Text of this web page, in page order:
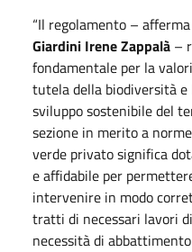
“Il regolamento – afferma
Giardini Irene Zappalà –
fondamentale per la
tutela della biodiversità
sviluppo sostenibile del
sezione in merito a
verde privato significa
e affidabile per
intervenire in modo
tratti di necessari lavori
necessità di